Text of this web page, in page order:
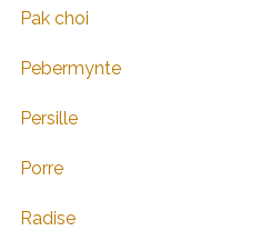
Pak choi
Pebermynte
Persille
Porre
Radise